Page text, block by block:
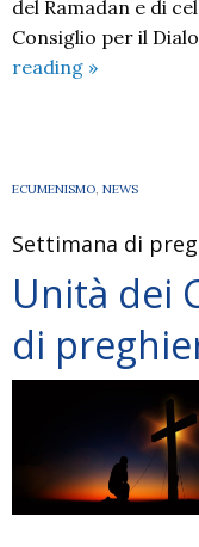
del Ramadan e di
Consiglio per il
reading Cristiani
mese
Ramadan
»
ECUMENISMO, NEWS
Settimana di
Unità dei
di